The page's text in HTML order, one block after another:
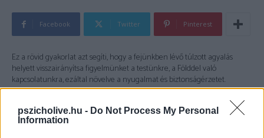
pszicholive.hu - Do Not Process My Personal
Information
Facebook Twitter Pinterest
Ez a rövid gyakorlat azt segíti, hogy a fejünkben lévő túlzott agyalás
helyett visszairányítsa figyelmünket a testünkre, a Földdel való
kapcsolatunkra, ezáltal növelve a nyugalmat és biztonságérzetet.
- Advertisement -